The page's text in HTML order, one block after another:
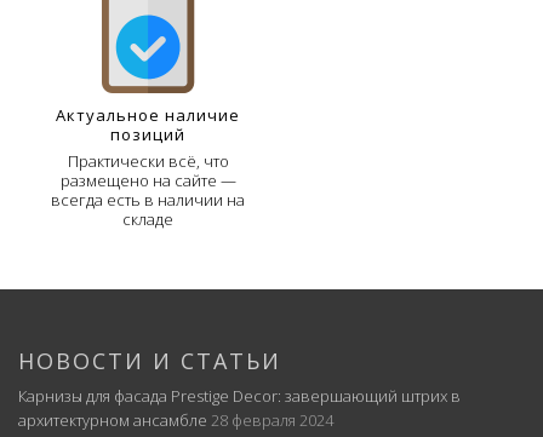
Актуальное наличие
позиций
Практически всё, что
размещено на сайте —
всегда есть в наличии на
складе
НОВОСТИ И СТАТЬИ
Карнизы для фасада Prestige Decor: завершающий штрих в
архитектурном ансамбле 28 февраля 2024